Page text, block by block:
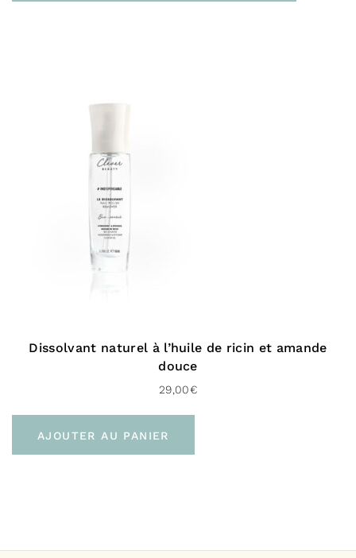
Dissolvant naturel à l’huile de ricin et amande
douce
29,00€
AJOUTER AU PANIER